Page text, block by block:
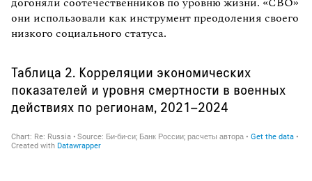
они использовали как инструмент преодоления своего
низкого социального статуса.
Таблица 2. Корреляции экономических
показателей и уровня смертности в военных
действиях по регионам, 2021–2024